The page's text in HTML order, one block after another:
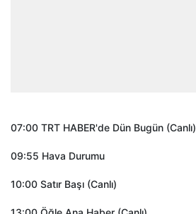
07:00 TRT HABER'de Dün Bugün (Canlı)
09:55 Hava Durumu
10:00 Satır Başı (Canlı)